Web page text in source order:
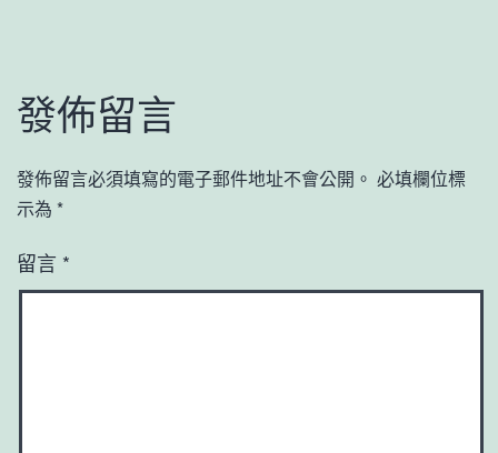
發佈留言
發佈留言必須填寫的電子郵件地址不會公開。 必填欄位標
示為 *
留言 *